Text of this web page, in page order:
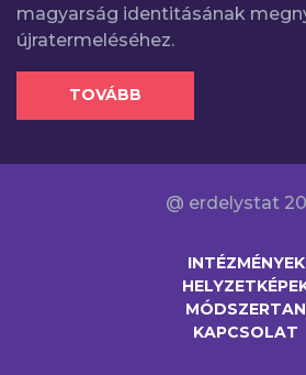
magyarság identitásának
újratermeléséhez.
TOVÁBB
@ erdelystat
INTÉZMÉNYEK
MÓDSZERTAN
KAPCSOLAT